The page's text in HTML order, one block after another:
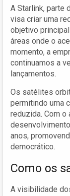
A Starlink, parte
visa criar uma
objetivo
áreas onde o
momento, a
continuamos a
lançamentos.
Os satélites
permitindo uma
reduzida. Com o
anos,
democrático.
Como os
A visibilidade